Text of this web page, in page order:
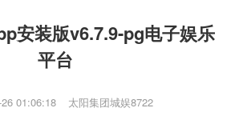
安装版v6.7.9-pg电子娱乐
平台
01:06:18 太阳集团城娱8722